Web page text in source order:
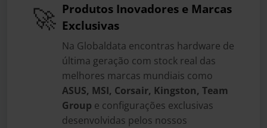
🚀 Produtos Inovadores e Marcas
Exclusivas
Na Globaldata encontras hardware de
última geração com stock real das
melhores marcas mundiais como
ASUS, MSI, Corsair, Kingston, Team
Group e configurações exclusivas
desenvolvidas pelos nossos